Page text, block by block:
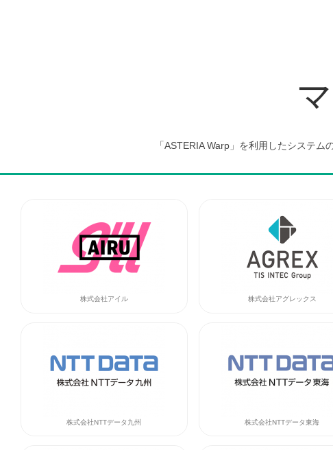
「ASTERIA Warp」を利用したシステ
株式会社アイル 株式会社アグレックス
株式会社NTTデータ九州 株式会社NTTデータ東海